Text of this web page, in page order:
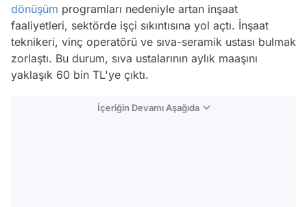
dönüşüm programları nedeniyle artan inşaat
faaliyetleri, sektörde işçi sıkıntısına yol açtı. İnşaat
teknikeri, vinç operatörü ve sıva-seramik ustası bulmak
zorlaştı. Bu durum, sıva ustalarının aylık maaşını
yaklaşık 60 bin TL'ye çıktı.
İçeriğin Devamı Aşağıda